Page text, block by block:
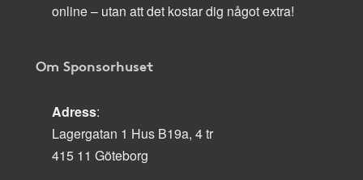
online – utan att det kostar dig något extra!
Om Sponsorhuset
Adress:
Lagergatan 1 Hus B19a, 4 tr
415 11 Göteborg